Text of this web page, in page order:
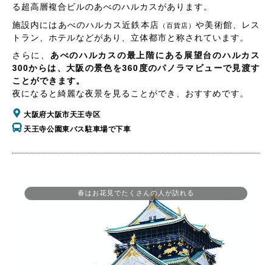
る超高層複合ビルのあべのハルカスがあります。
施設内にはあべのハルカス近鉄本店 （百貨店）や美術館、レス
トラン、ホテルなどがあり、立体都市と称されています。
さらに、 あべのハルカスの最上階にある展望台のハルカス
300からは、大阪の景色を360度のパノラマビューで見渡す
ことができます。
夜になると綺麗な夜景を見ることができ、おすすめです。
大阪府大阪市天王寺区
天王寺公園東バス駐車場で下車
春はお花見でたくさんの人が訪れる